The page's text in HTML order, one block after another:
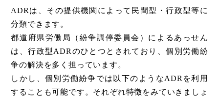
ADRは、その提供機関によって民間型・行政型等に
分類できます。
都道府県労働局（紛争調停委員会）によるあっせん
は、行政型ADRのひとつとされており、個別労働紛
争の解決を多く担っています。
しかし、個別労働紛争では以下のようなADRを利用
することも可能です。それぞれ特徴をみていきましょ